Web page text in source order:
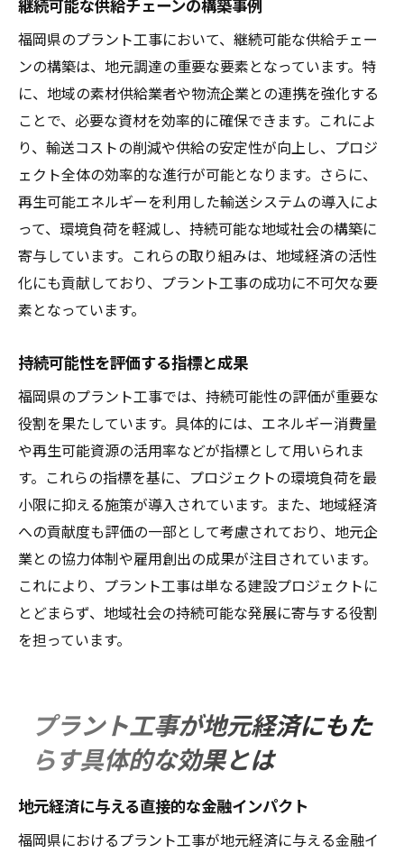
福岡県のプラント工事において、継続可能な供給チェー
ンの構築は、地元調達の重要な要素となっています。特
に、地域の素材供給業者や物流企業との連携を強化する
ことで、必要な資材を効率的に確保できます。これによ
り、輸送コストの削減や供給の安定性が向上し、プロジ
ェクト全体の効率的な進行が可能となります。さらに、
再生可能エネルギーを利用した輸送システムの導入によ
って、環境負荷を軽減し、持続可能な地域社会の構築に
寄与しています。これらの取り組みは、地域経済の活性
化にも貢献しており、プラント工事の成功に不可欠な要
素となっています。
持続可能性を評価する指標と成果
福岡県のプラント工事では、持続可能性の評価が重要な
役割を果たしています。具体的には、エネルギー消費量
や再生可能資源の活用率などが指標として用いられま
す。これらの指標を基に、プロジェクトの環境負荷を最
小限に抑える施策が導入されています。また、地域経済
への貢献度も評価の一部として考慮されており、地元企
業との協力体制や雇用創出の成果が注目されています。
これにより、プラント工事は単なる建設プロジェクトに
とどまらず、地域社会の持続可能な発展に寄与する役割
を担っています。
プラント工事が地元経済にもた
らす具体的な効果とは
地元経済に与える直接的な金融インパクト
福岡県におけるプラント工事が地元経済に与える金融イ